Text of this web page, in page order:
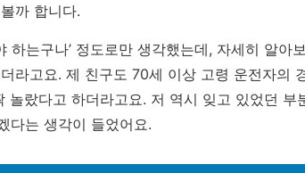
까 합니다.
하는구나’ 정도로만 생각했는데, 자세히 알아
라고요. 제 친구도 70세 이상 고령 운전자의
놀랐다고 하더라고요. 저 역시 잊고 있었던 부
다는 생각이 들었어요.